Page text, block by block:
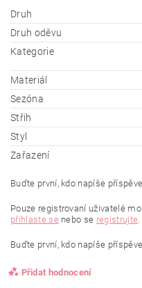
Druh
Druh oděvu
Kategorie
Materiál
Sezóna
Střih
Styl
Zařazení
Buďte první, kdo napíše
Pouze registrovaní uživatelé
přihlaste senebo se registrujte
Buďte první, kdo napíše
Přidat hodnocení